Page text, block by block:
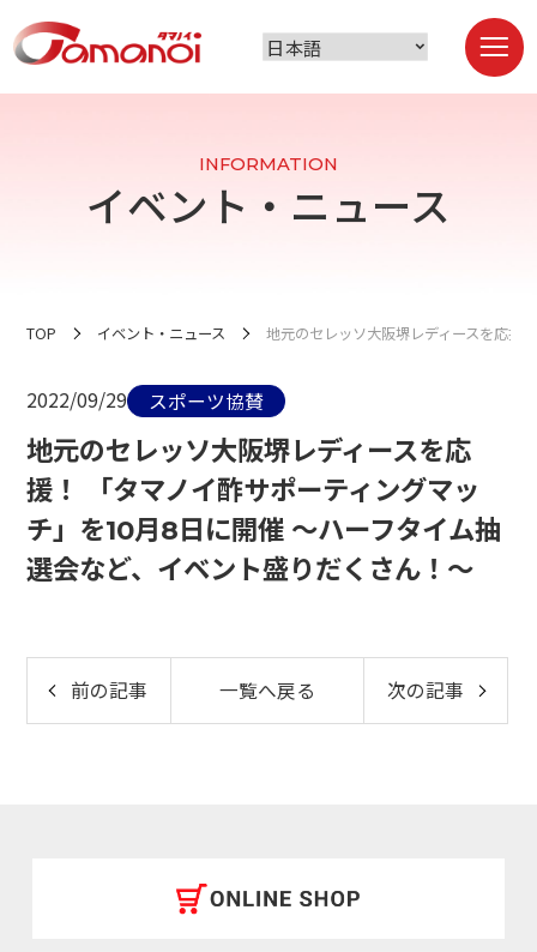
INFORMATION
イベント・ニュース
TOP イベント・ニュース 地元のセレッソ大阪堺レディースを応援
2022/09/29 スポーツ協賛
地元のセレッソ大阪堺レディースを応
援！ 「タマノイ酢サポーティングマッ
チ」を10月8日に開催 ～ハーフタイム抽
選会など、イベント盛りだくさん！～
前の記事 一覧へ戻る 次の記事